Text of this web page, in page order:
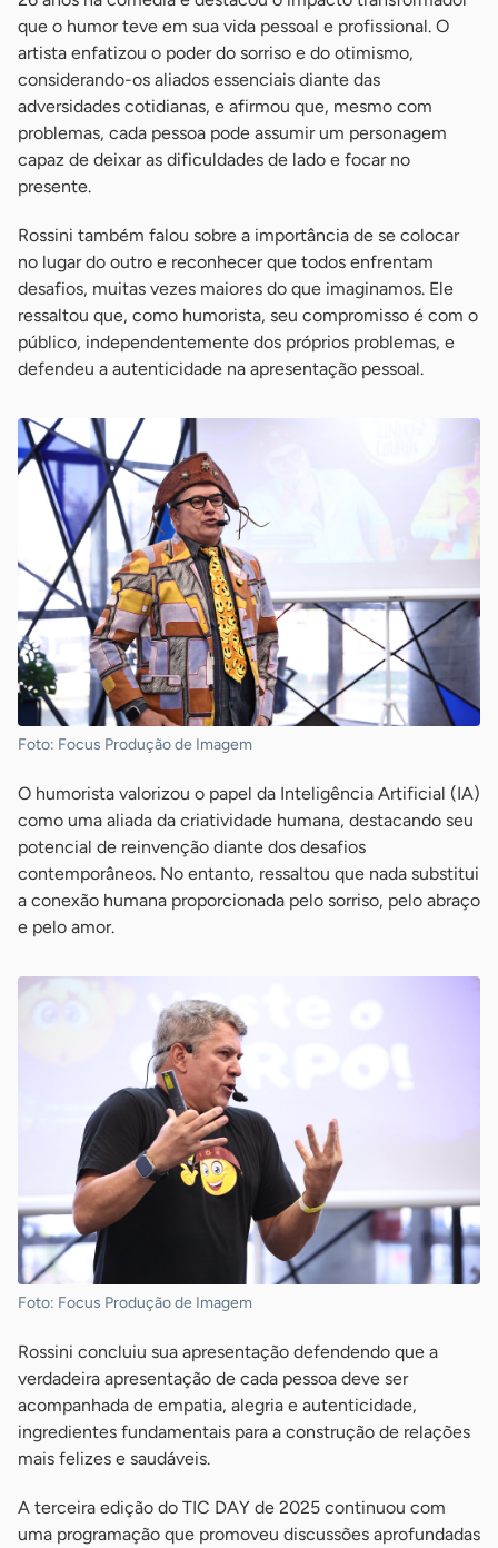
que o humor teve em sua vida pessoal e profissional. O
artista enfatizou o poder do sorriso e do otimismo,
considerando-os aliados essenciais diante das
adversidades cotidianas, e afirmou que, mesmo com
problemas, cada pessoa pode assumir um personagem
capaz de deixar as dificuldades de lado e focar no
presente.
Rossini também falou sobre a importância de se colocar
no lugar do outro e reconhecer que todos enfrentam
desafios, muitas vezes maiores do que imaginamos. Ele
ressaltou que, como humorista, seu compromisso é com o
público, independentemente dos próprios problemas, e
defendeu a autenticidade na apresentação pessoal.
Foto: Focus Produção de Imagem
O humorista valorizou o papel da Inteligência Artificial (IA)
como uma aliada da criatividade humana, destacando seu
potencial de reinvenção diante dos desafios
contemporâneos. No entanto, ressaltou que nada substitui
a conexão humana proporcionada pelo sorriso, pelo abraço
e pelo amor.
Foto: Focus Produção de Imagem
Rossini concluiu sua apresentação defendendo que a
verdadeira apresentação de cada pessoa deve ser
acompanhada de empatia, alegria e autenticidade,
ingredientes fundamentais para a construção de relações
mais felizes e saudáveis.
A terceira edição do TIC DAY de 2025 continuou com
uma programação que promoveu discussões aprofundadas